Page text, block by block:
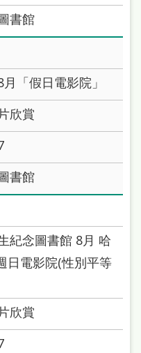
書館
「假日電影院」
欣賞
書館
紀念圖書館 8月 哈
日電影院(性別平等
欣賞